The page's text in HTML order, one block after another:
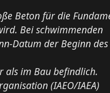
Beton für die
Bei schwimmenden
Datum der Beginn des
als im Bau befindlich.
(IAEO/IAEA)